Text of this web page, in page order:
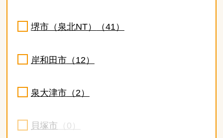
堺市（泉北NT） （41）
岸和田市（12）
泉大津市（2）
貝塚市 （0）